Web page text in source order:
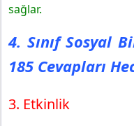
sağlar.
4. Sınıf Sosyal
185 Cevapları
3. Etkinlik